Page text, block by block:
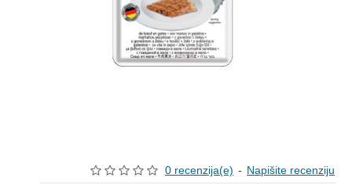
0 recenzija(e) - Napišite recenziju